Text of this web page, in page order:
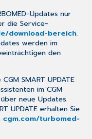
Updates nur
die Service-
download-bereich.
werden im
den
SMART UPDATE
im CGM
neue Updates.
UPDATE erhalten Sie
cgm.com/turbomed-